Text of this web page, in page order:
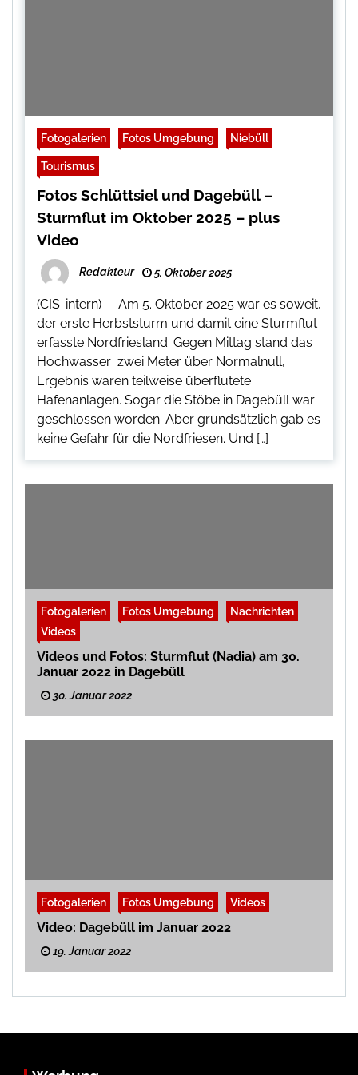
Fotogalerien Fotos Umgebung Niebüll
Tourismus
Fotos Schlüttsiel und Dagebüll –
Sturmflut im Oktober 2025 – plus
Video
Redakteur 5. Oktober 2025
(CIS-intern) – Am 5. Oktober 2025 war es soweit,
der erste Herbststurm und damit eine Sturmflut
erfasste Nordfriesland. Gegen Mittag stand das
Hochwasser zwei Meter über Normalnull,
Ergebnis waren teilweise überflutete
Hafenanlagen. Sogar die Stöbe in Dagebüll war
geschlossen worden. Aber grundsätzlich gab es
keine Gefahr für die Nordfriesen. Und […]
Fotogalerien Fotos Umgebung
Nachrichten
Videos
Videos und Fotos: Sturmflut (Nadia) am 30.
Januar 2022 in Dagebüll
30. Januar 2022
Fotogalerien Fotos Umgebung Videos
Video: Dagebüll im Januar 2022
19. Januar 2022